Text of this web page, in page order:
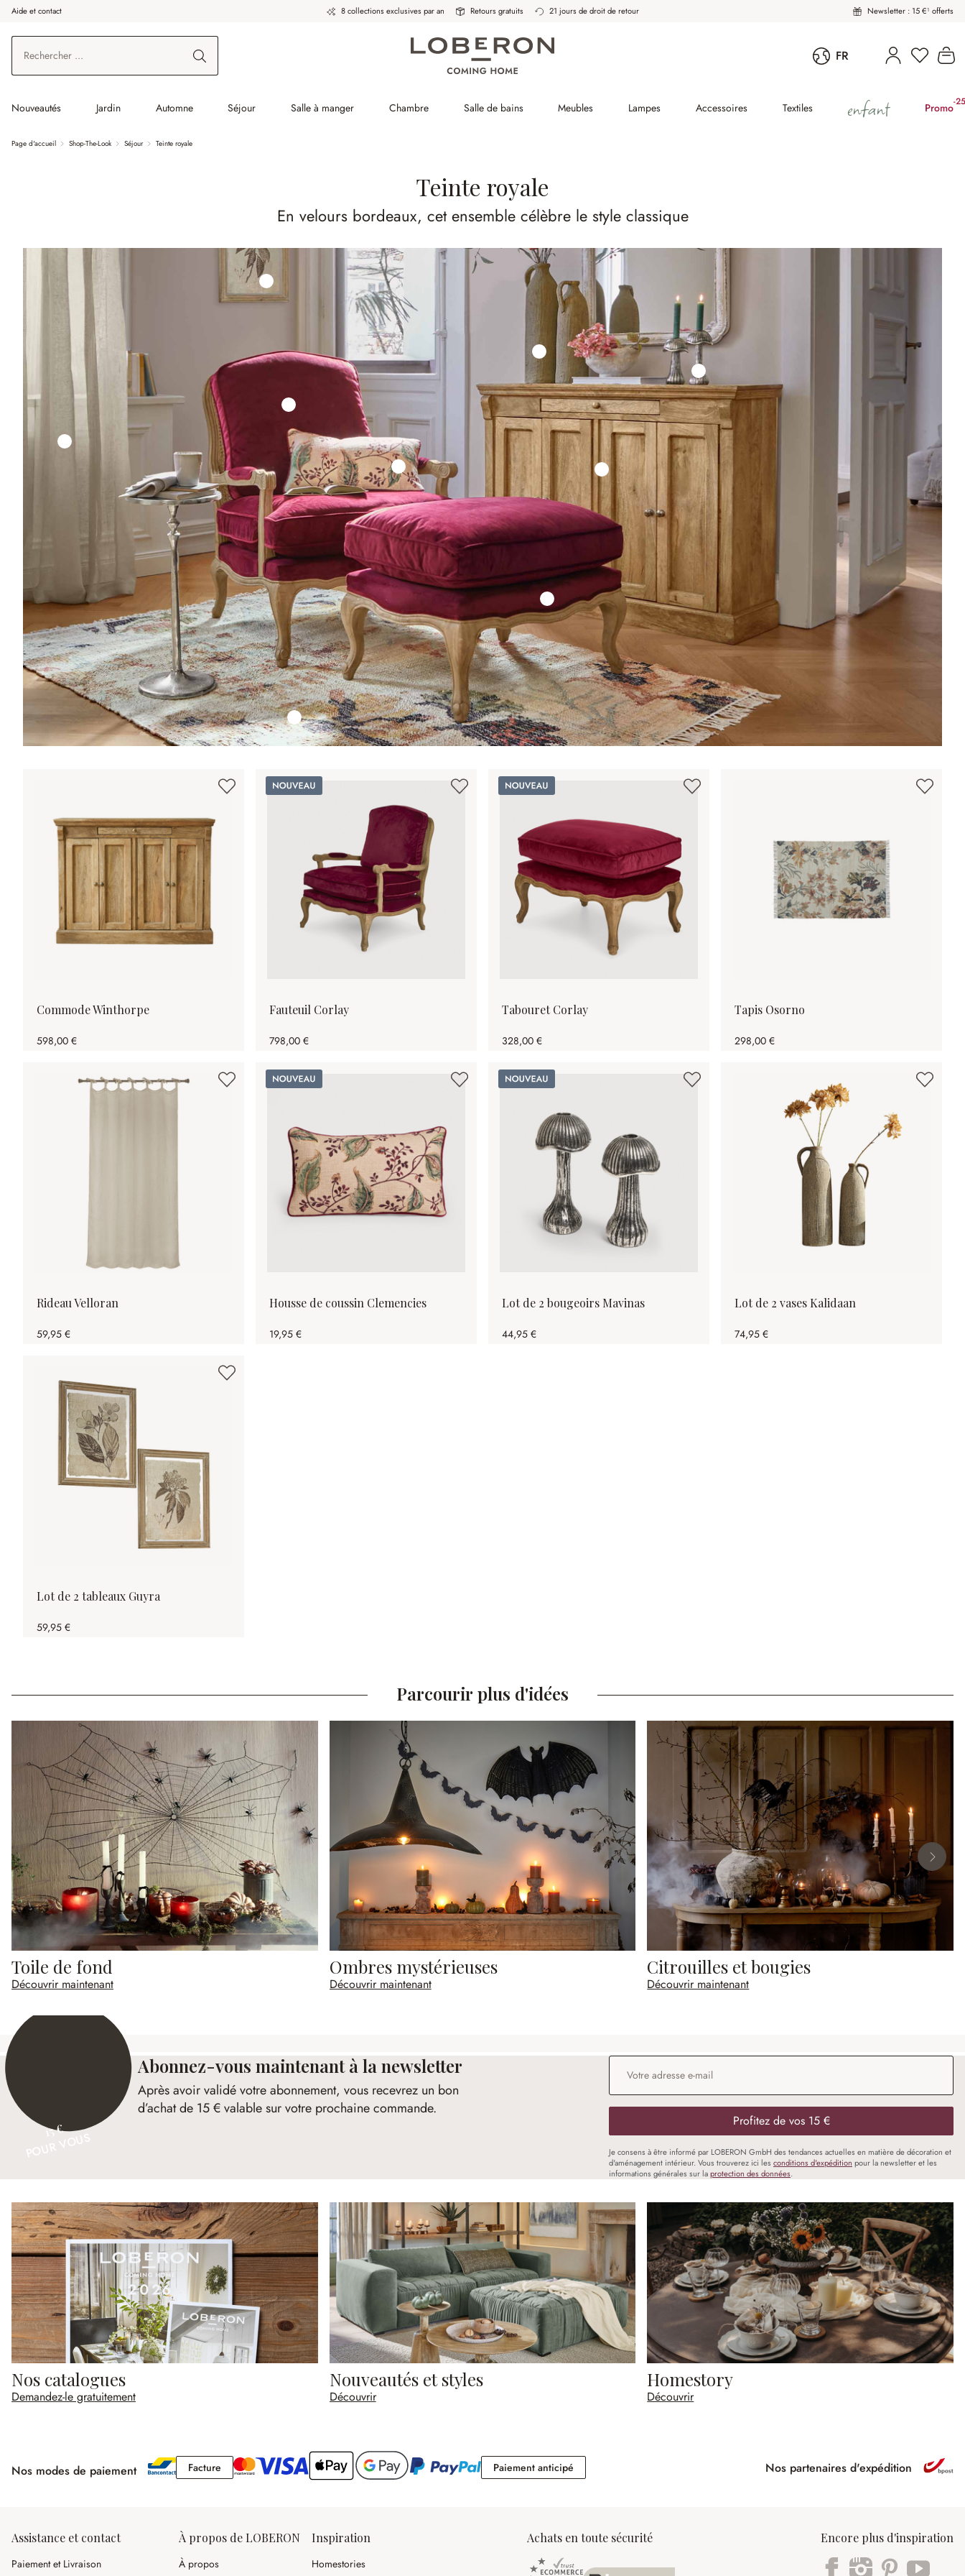
au contenu principal
Aller à la recherche
Aller à la navigation principale
Aide et contact 8 collections exclusives par an Retours gratuits 21 jours de droit de retour Newsletter : 15 €¹ offerts
FR Vous
Nouveautés Jardin Automne Séjour Salle à manger Chambre Salle de bains Meubles Lampes Accessoires Textiles enfant Promo-
Page d'accueil Shop-The-Look Séjour Teinte royale
Teinte royale
En velours bordeaux, cet ensemble célèbre le style classique
Commode Winthorpe
598,00 €
Nouveau
Fauteuil Corlay
798,00 €
Nouveau
Tabouret Corlay
328,00 €
Tapis Osorno
298,00 €
Rideau Velloran
59,95 €
Nouveau
Housse de coussin Clemencies
19,95 €
Nouveau
Lot de 2 bougeoirs Mavinas
44,95 €
Lot de 2 vases Kalidaan
74,95 €
Lot de 2 tableaux Guyra
59,95 €
Parcourir plus d'idées
Toile de fond
Découvrir maintenant
Ombres mystérieuses
Découvrir maintenant
Citrouilles et bougies
Découvrir maintenant
15 €
Abonnez-vous maintenant à la newsletter
Après avoir validé votre abonnement, vous recevrez un bon
d’achat de 15 € valable sur votre prochaine commande.
Adresse e-mail
Profitez de vos 15 €
Je consens à être informé par LOBERON GmbH des tendances actuelles en matière de décoration et
d'aménagement intérieur. Vous trouverez ici les conditions d'expédition pour la newsletter et les
informations générales sur laprotection des données.
Nos catalogues
Demandez-le gratuitement
Nouveautés et styles
Découvrir
Homestory
Découvrir
Nos modes de paiement FactureFacture Paiement anticipéPaiement anticipé Nos partenaires d'expédition
Assistance et contact
Paiement et Livraison
À propos de LOBERON
À propos
Inspiration
Homestories
Achats en toute sécurité Encore plus d'inspiration